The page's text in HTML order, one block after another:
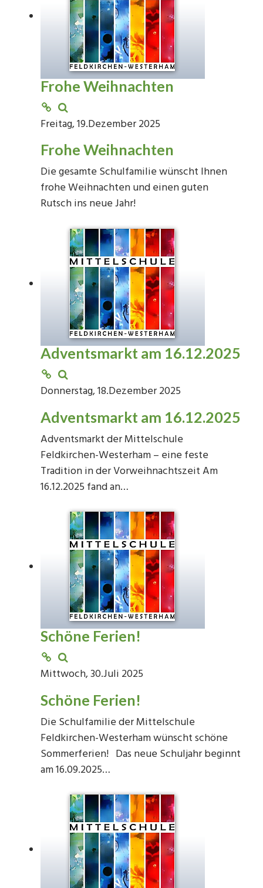
Frohe Weihnachten
Freitag, 19.Dezember 2025
Frohe Weihnachten
Die gesamte Schulfamilie wünscht Ihnen
frohe Weihnachten und einen guten
Rutsch ins neue Jahr!
Adventsmarkt am 16.12.2025
Donnerstag, 18.Dezember 2025
Adventsmarkt am 16.12.2025
Adventsmarkt der Mittelschule
Feldkirchen-Westerham – eine feste
Tradition in der Vorweihnachtszeit Am
16.12.2025 fand an…
Schöne Ferien!
Mittwoch, 30.Juli 2025
Schöne Ferien!
Die Schulfamilie der Mittelschule
Feldkirchen-Westerham wünscht schöne
Sommerferien! Das neue Schuljahr beginnt
am 16.09.2025…